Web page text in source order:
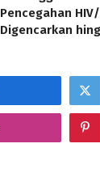
Pencegahan
Digencarkan